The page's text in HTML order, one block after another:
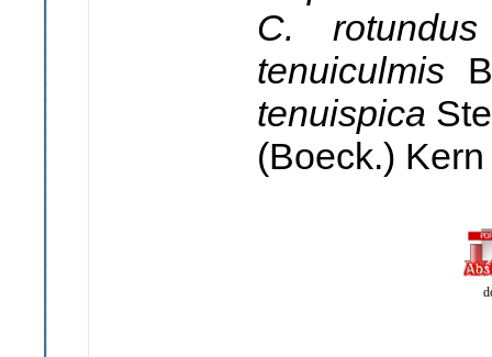
C.
tenuiculmis
tenuispica
(Boeck.)